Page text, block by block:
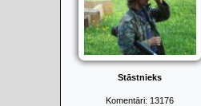
Stāstnieks
Komentāri: 13176